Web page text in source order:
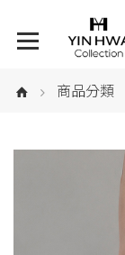
商品分類